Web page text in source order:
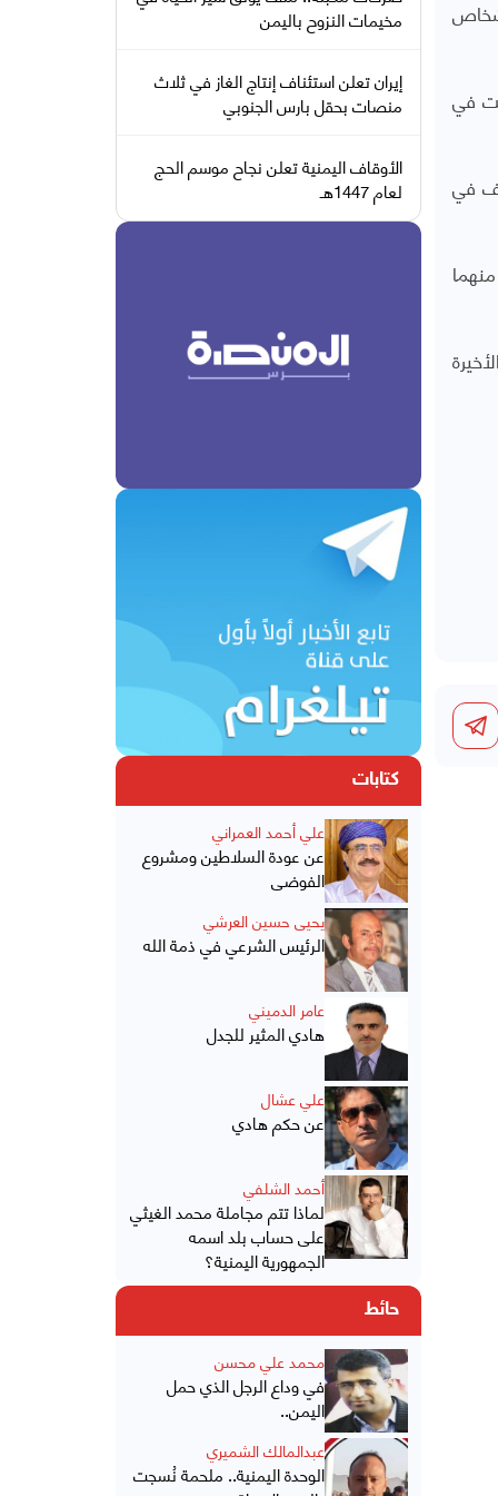
الضابط في شرطة أوريجون بيل فوجيت قوله إن ما بين سبعة و10 أشخاص
أصيبت في
في
أن اثنين منهما
مخيمات النزوح باليمن
إيران تعلن استئناف إنتاج الغاز في ثلاث
منصات بحقل بارس الجنوبي
الأوقاف اليمنية تعلن نجاح موسم الحج
لعام 1447هـ
كتابات
علي أحمد العمراني
عن عودة السلاطين ومشروع
الفوضى
يحيى حسين العرشي
الرئيس الشرعي في ذمة الله
عامر الدميني
هادي المثير للجدل
علي عشال
عن حكم هادي
أحمد الشلفي
لماذا تتم مجاملة محمد الغيثي
على حساب بلد اسمه
الجمهورية اليمنية؟
حائط
محمد علي محسن
في وداع الرجل الذي حمل
اليمن..
عبدالمالك الشميري
الوحدة اليمنية.. ملحمة نُسجت